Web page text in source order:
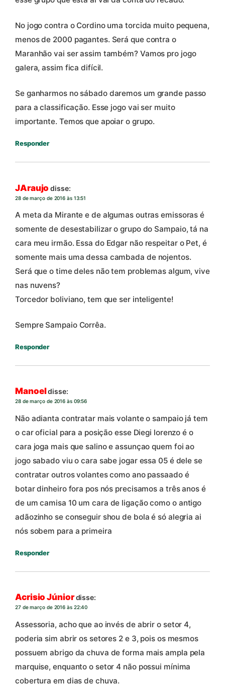
No jogo contra o Cordino uma torcida muito pequena,
menos de 2000 pagantes. Será que contra o
Maranhão vai ser assim também? Vamos pro jogo
galera, assim fica difícil.
Se ganharmos no sábado daremos um grande passo
para a classificação. Esse jogo vai ser muito
importante. Temos que apoiar o grupo.
Responder
JAraujo disse:
28 de março de 2016 às 13:51
A meta da Mirante e de algumas outras emissoras é
somente de desestabilizar o grupo do Sampaio, tá na
cara meu irmão. Essa do Edgar não respeitar o Pet, é
somente mais uma dessa cambada de nojentos.
Será que o time deles não tem problemas algum, vive
nas nuvens?
Torcedor boliviano, tem que ser inteligente!
Sempre Sampaio Corrêa.
Responder
Manoeldisse:
28 de março de 2016 às 09:56
Não adianta contratar mais volante o sampaio já tem
o car oficial para a posição esse Diegi lorenzo é o
cara joga mais que salino e assunçao quem foi ao
jogo sabado viu o cara sabe jogar essa 05 é dele se
contratar outros volantes como ano passaado é
botar dinheiro fora pos nós precisamos a três anos é
de um camisa 10 um cara de ligação como o antigo
adãozinho se conseguir shou de bola é só alegria ai
nós sobem para a primeira
Responder
Acrisio Júniordisse:
27 de março de 2016 às 22:40
Assessoria, acho que ao invés de abrir o setor 4,
poderia sim abrir os setores 2 e 3, pois os mesmos
possuem abrigo da chuva de forma mais ampla pela
marquise, enquanto o setor 4 não possui mínima
cobertura em dias de chuva.